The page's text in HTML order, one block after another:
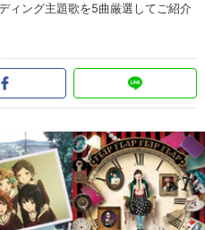
ィング主題歌を5曲厳選してご紹介